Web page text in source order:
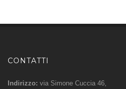
CONTATTI
Indirizzo: via Simone Cuccia 46,